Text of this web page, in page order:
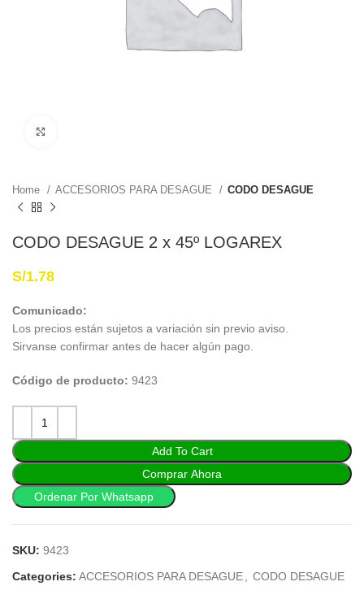
Home ACCESORIOS PARA DESAGUE CODO DESAGUE
CODO DESAGUE 2 x 45º LOGAREX
S/1.78
Comunicado:
Los precios están sujetos a variación sin previo aviso.
Sirvanse confirmar antes de hacer algún pago.
Código de producto: 9423
Add To Cart
Comprar Ahora
Ordenar Por Whatsapp
SKU: 9423
Categories: ACCESORIOS PARA DESAGUE CODO DESAGUE